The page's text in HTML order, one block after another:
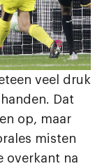
veel druk
Dat
op, maar
misten
overkant na